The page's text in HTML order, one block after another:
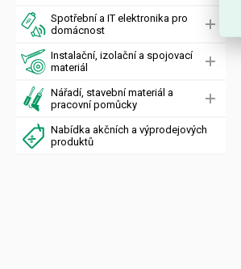
Spotřební a IT elektronika pro
domácnost
Instalační, izolační a spojovací
materiál
Nářadí, stavební materiál a
pracovní pomůcky
Nabídka akčních a výprodejových
produktů